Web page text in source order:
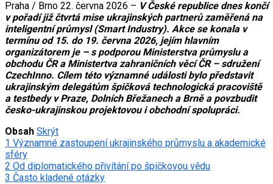
Praha / Brno 22. června 2026 – V České republice dnes končí
v pořadí již čtvrtá mise ukrajinských partnerů zaměřená na
inteligentní průmysl (Smart Industry). Akce se konala v
termínu od 15. do 19. června 2026, jejím hlavním
organizátorem je – s podporou Ministerstva průmyslu a
obchodu ČR a Ministertva zahraničních věcí ČR – sdružení
CzechInno. Cílem této významné události bylo představit
ukrajinským delegátům špičková technologická pracoviště
a testbedy v Praze, Dolních Břežanech a Brně a povzbudit
česko-ukrajinskou projektovou i obchodní spolupráci.
Obsah Skrýt
1 Významné zastoupení ukrajinského průmyslu a akademické
sféry
2 Od diplomatického přivítání po špičkovou vědu
3 Často kladené otázky